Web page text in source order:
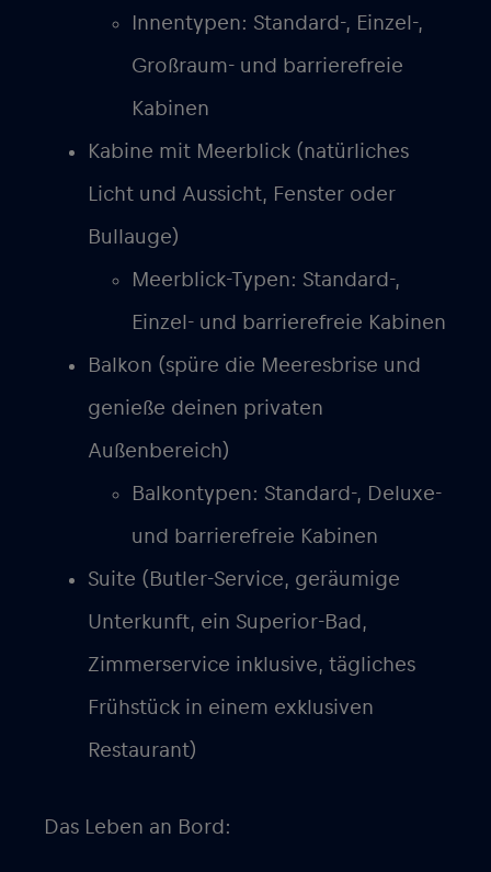
Innentypen: Standard-, Einzel-,
Großraum- und barrierefreie
Kabinen
Kabine mit Meerblick (natürliches
Licht und Aussicht, Fenster oder
Bullauge)
Meerblick-Typen: Standard-,
Einzel- und barrierefreie Kabinen
Balkon (spüre die Meeresbrise und
genieße deinen privaten
Außenbereich)
Balkontypen: Standard-, Deluxe-
und barrierefreie Kabinen
Suite (Butler-Service, geräumige
Unterkunft, ein Superior-Bad,
Zimmerservice inklusive, tägliches
Frühstück in einem exklusiven
Restaurant)
Das Leben an Bord: